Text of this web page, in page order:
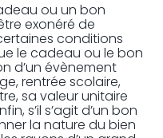
ou un bon
exonéré de
conditions
le cadeau ou le bon
d’un évènement
rentrée scolaire,
sa valeur unitaire
s’il s’agit d’un bon
la nature du bien